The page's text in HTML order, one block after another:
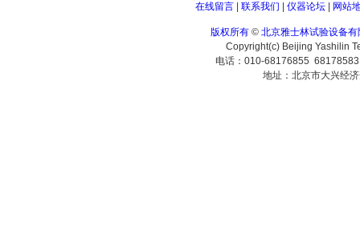
在线留言| 联系我们 仪器论坛| 网站
版权所有 © 北京雅士林试验设备有
Copyright(c) Beijing Yashilin
电话：010-68176855
地址：北京市大兴经